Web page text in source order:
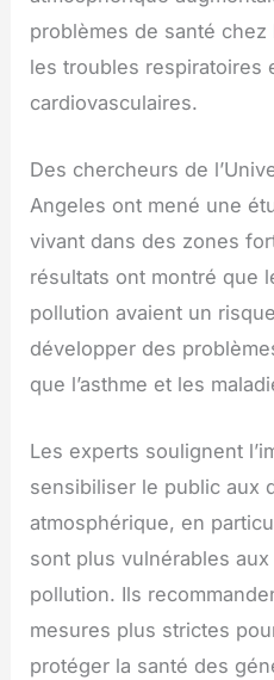
problèmes de santé
les troubles respiratoires
cardiovasculaires.
Des chercheurs de
Angeles ont mené une
vivant dans des zones
résultats ont montré que
pollution avaient un
développer des
que l’asthme et les
Les experts soulignent
sensibiliser le public aux
atmosphérique, en
sont plus vulnérables
pollution. Ils
mesures plus strictes
protéger la santé des